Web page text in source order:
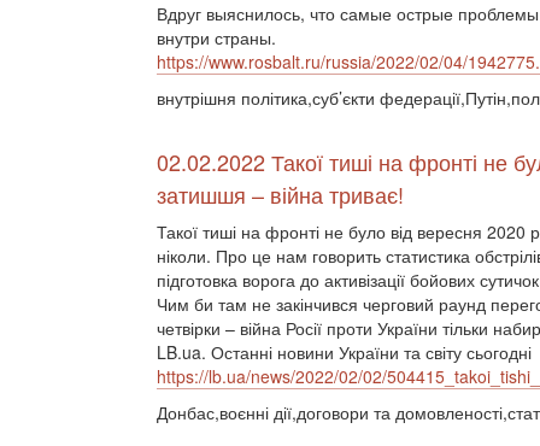
Вдруг выяснилось, что самые острые
внутри страны.
https://www.rosbalt.ru/russia/2022/02/04/
внутрішня політика,суб’єкти
02.02.2022 Такої тиші на фронті не
затишшя – війна триває!
Такої тиші на фронті не було від вересня 2020
ніколи. Про це нам говорить статистика
підготовка ворога до активізації бойових
Чим би там не закінчився черговий раунд
четвірки – війна Росії проти України тільки
LB.ua. Останні новини України та світу сьогодні
https://lb.ua/news/2022/02/02/
Донбас,воєнні дії,договори та